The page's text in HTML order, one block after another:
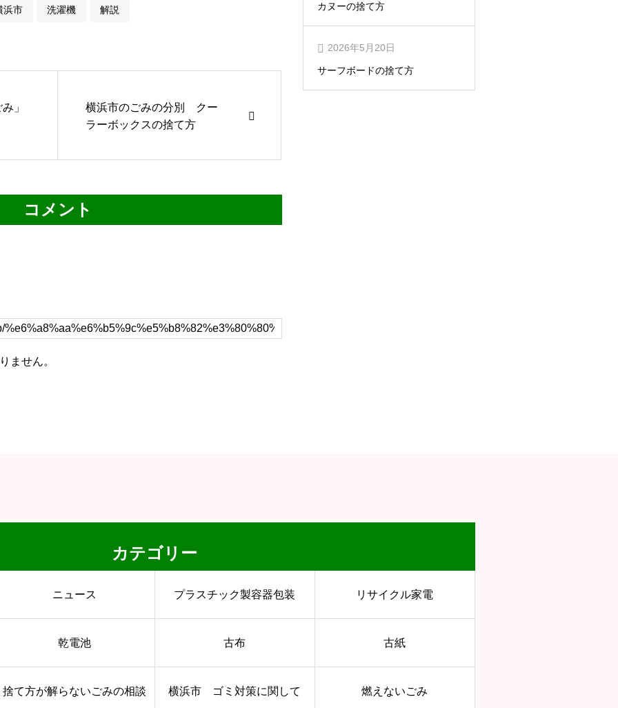
浜市 洗濯機 解説
」
横浜市のごみの分別 クー
ラーボックスの捨て方
コメント
ません。
カヌーの捨て方
サーフボードの捨て方
2026年5月20日
カテゴリー
ニュース プラスチック製容器包装 リサイクル家電
乾電池 古布 古紙
捨て方が解らないごみの相談 横浜市 ゴミ対策に関して 燃えないごみ